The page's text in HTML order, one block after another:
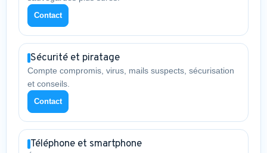
Contact
Sécurité et piratage
Compte compromis, virus, mails suspects, sécurisation
et conseils.
Contact
Téléphone et smartphone